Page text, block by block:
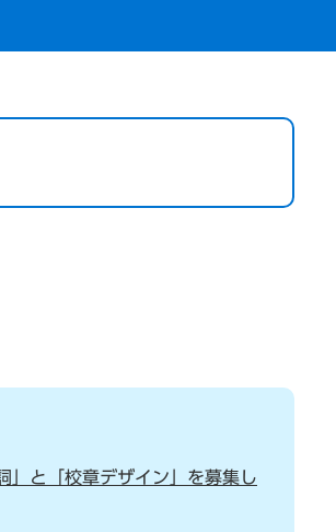
」と「校章デザイン」を募集し